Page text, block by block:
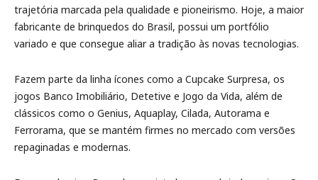
trajetória marcada pela qualidade e pioneirismo. Hoje, a maior
fabricante de brinquedos do Brasil, possui um portfólio
variado e que consegue aliar a tradição às novas tecnologias.
Fazem parte da linha ícones como a Cupcake Surpresa, os
jogos Banco Imobiliário, Detetive e Jogo da Vida, além de
clássicos como o Genius, Aquaplay, Cilada, Autorama e
Ferrorama, que se mantém firmes no mercado com versões
repaginadas e modernas.